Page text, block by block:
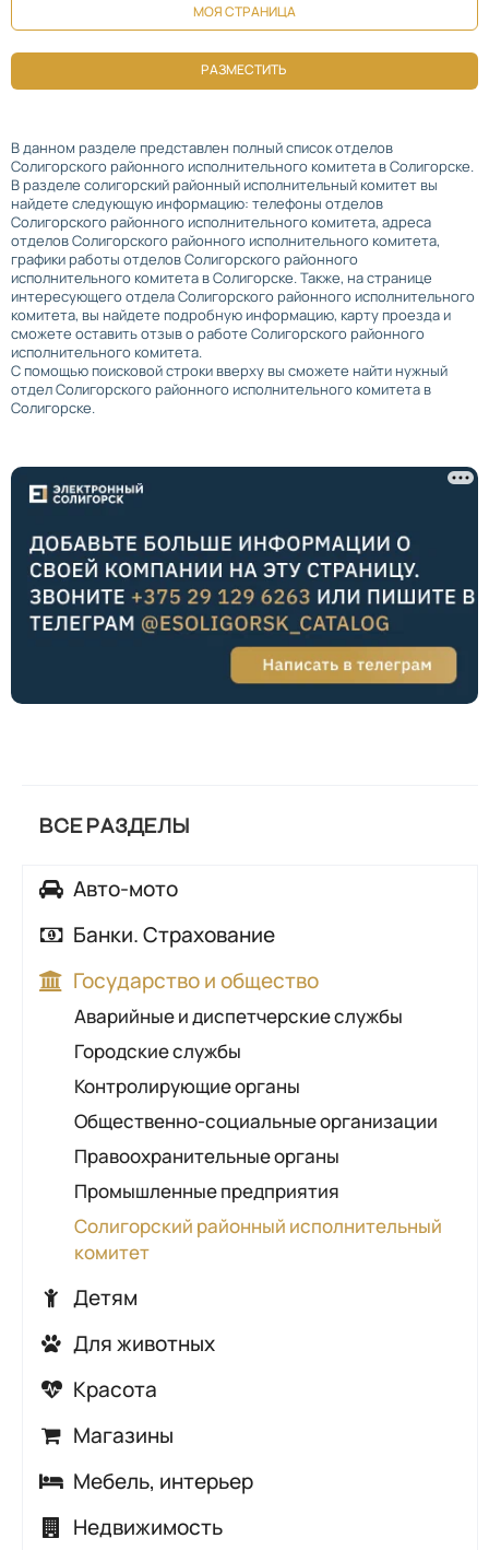
МОЯ СТРАНИЦА
РАЗМЕСТИТЬ
В данном разделе представлен полный список отделов
Солигорского районного исполнительного комитета в Солигорске.
В разделе солигорский районный исполнительный комитет вы
найдете следующую информацию: телефоны отделов
Солигорского районного исполнительного комитета, адреса
отделов Солигорского районного исполнительного комитета,
графики работы отделов Солигорского районного
исполнительного комитета в Солигорске. Также, на странице
интересующего отдела Солигорского районного исполнительного
комитета, вы найдете подробную информацию, карту проезда и
сможете оставить отзыв о работе Солигорского районного
исполнительного комитета.
С помощью поисковой строки вверху вы сможете найти нужный
отдел Солигорского районного исполнительного комитета в
Солигорске.
ВСЕ РАЗДЕЛЫ
Авто-мото
Автозапчасти
Автосалоны, автохаусы
Автосервисы, автотехцентры
Автошколы
АЗС
ГАИ
Шиномонтаж
Банки. Страхование
Банки
Страхование
Государство и общество
Аварийные и диспетчерские службы
Городские службы
Контролирующие органы
Общественно-социальные организации
Правоохранительные органы
Промышленные предприятия
Солигорский районный исполнительный
комитет
Детям
Детские кафе
оздоровительные процедуры
Детские сады
Развлечения для детей
Товары для детей
Для животных
Ветеринарные аптеки
Зоомагазины
Грумеры
Красота
Косметические кабинеты
Парикмахерские
Салоны красоты
Магазины
Бытовая техника и электроника
Для дачи, сада, огорода
Мебель, интерьер
Керамическая плитка, сантехника
Недвижимость